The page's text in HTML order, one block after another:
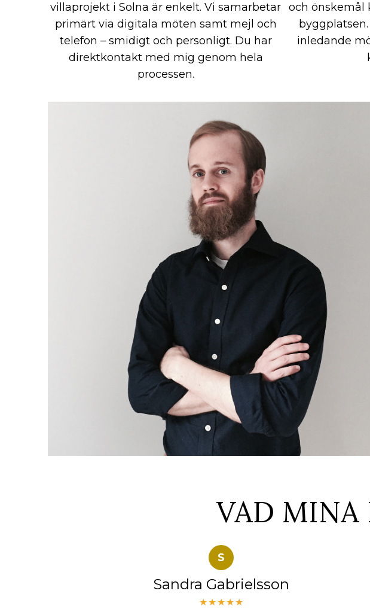
villaprojekt i Solna är enkelt. Vi samarbetar
primärt via digitala möten samt mejl och
telefon – smidigt och personligt. Du har
direktkontakt med mig genom hela
processen.
och önskemål
inledande
VAD MINA
S
Sandra Gabrielsson
★★★★★